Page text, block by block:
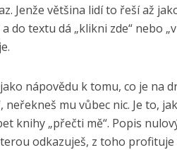
Jenže většina lidí to řeší až
do textu dá „klikni zde“ nebo
nápovědu k tomu, co je na
neřekneš mu vůbec nic. Je to,
knihy „přečti mě“. Popis
odkazuješ, z toho profituje